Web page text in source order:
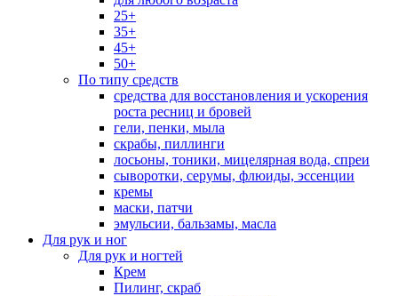
25+
35+
45+
50+
По типу средств
средства для восстановления и ускорения
роста ресниц и бровей
гели, пенки, мыла
скрабы, пиллинги
лосьоны, тоники, мицелярная вода, спреи
сыворотки, серумы, флюиды, эссенции
кремы
маски, патчи
эмульсии, бальзамы, масла
Для рук и ног
Для рук и ногтей
Крем
Пилинг, скраб